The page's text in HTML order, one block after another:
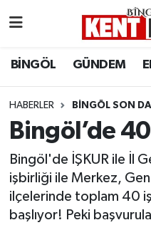
BİNGÖL GÜNDEM
HABERLER BINGÖL SON
Bingöl’de
Bingöl'de İŞKUR ile İl
işbirliği ile Merkez,
ilçelerinde toplam 40
başlıyor! Peki
BİLİM-TEKNOLOJİ
DÜNYA
EĞİTİM
EKONOMİ
Bingöl Hava
Bingöl Namaz
Bingöl Trafik
Süper Lig Puan